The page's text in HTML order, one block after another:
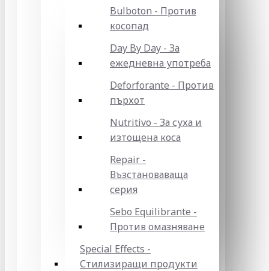
Bulboton - Против
косопад
Day By Day - За
ежедневна употреба
Deforforante - Против
пърхот
Nutritivo - За суха и
изтощена коса
Repair -
Възстановаваща
серия
Sebo Equilibrante -
Против омазняване
Special Effects -
Стилизиращи продукти